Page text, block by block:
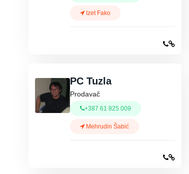
Izet Fako
PC Tuzla
Prodavač
+387 61 825 009
Mehrudin Šabić